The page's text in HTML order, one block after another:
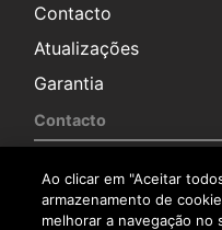
Contacto
Atualizações
Garantia
Contacto
informação
Ao clicar em "Aceitar
armazenamento de
melhorar a navegação no